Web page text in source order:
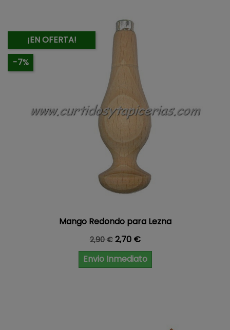
¡EN OFERTA!
-7%
Mango Redondo para Lezna
Precio base
2,90 € Precio
2,70 €
Envio Inmediato